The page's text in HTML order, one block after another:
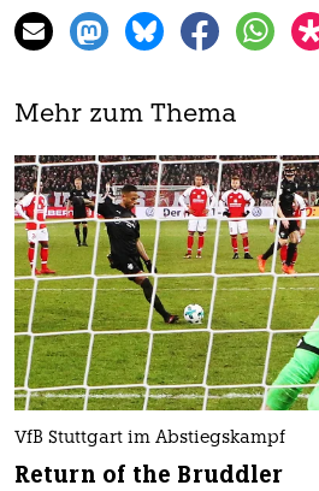
Mehr zum Thema
VfB Stuttgart im Abstiegskampf
Return of the Bruddler